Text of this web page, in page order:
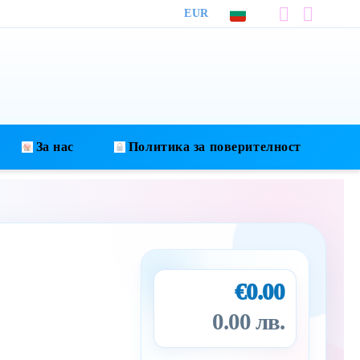
EUR
За нас Политика за поверителност
€0.00
0.00 лв.